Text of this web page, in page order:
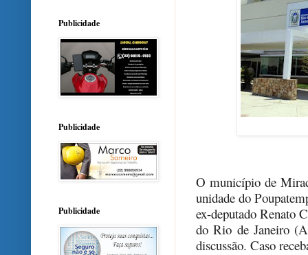
O município de
unidade do
ex-deputado Renato
do Rio de Janeiro
discussão. Caso
Publicidade
Publicidade
Publicidade